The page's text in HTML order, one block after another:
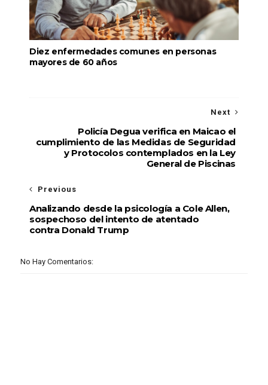
Diez enfermedades comunes en personas
mayores de 60 años
Next
Policía Degua verifica en Maicao el
cumplimiento de las Medidas de Seguridad
y Protocolos contemplados en la Ley
General de Piscinas
Previous
Analizando desde la psicología a Cole Allen,
sospechoso del intento de atentado
contra Donald Trump
No Hay Comentarios: